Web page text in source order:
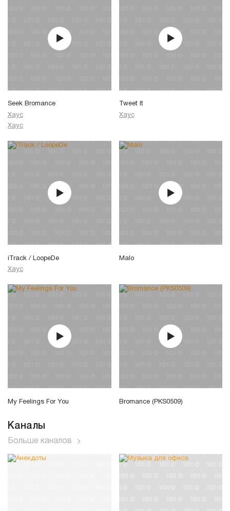
Seek Bromance
Хаус
Хаус
Tweet It
Хаус
iTrack / LoopeDe
Хаус
Malo
My Feelings For You Bromance (PKS0509)
Каналы
Больше каналов